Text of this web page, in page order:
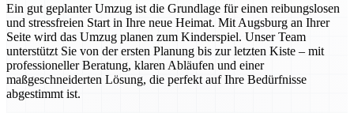
Ein gut geplanter Umzug ist die Grundlage für einen reibungslosen
und stressfreien Start in Ihre neue Heimat. Mit Augsburg an Ihrer
Seite wird das Umzug planen zum Kinderspiel. Unser Team
unterstützt Sie von der ersten Planung bis zur letzten Kiste – mit
professioneller Beratung, klaren Abläufen und einer
maßgeschneiderten Lösung, die perfekt auf Ihre Bedürfnisse
abgestimmt ist.